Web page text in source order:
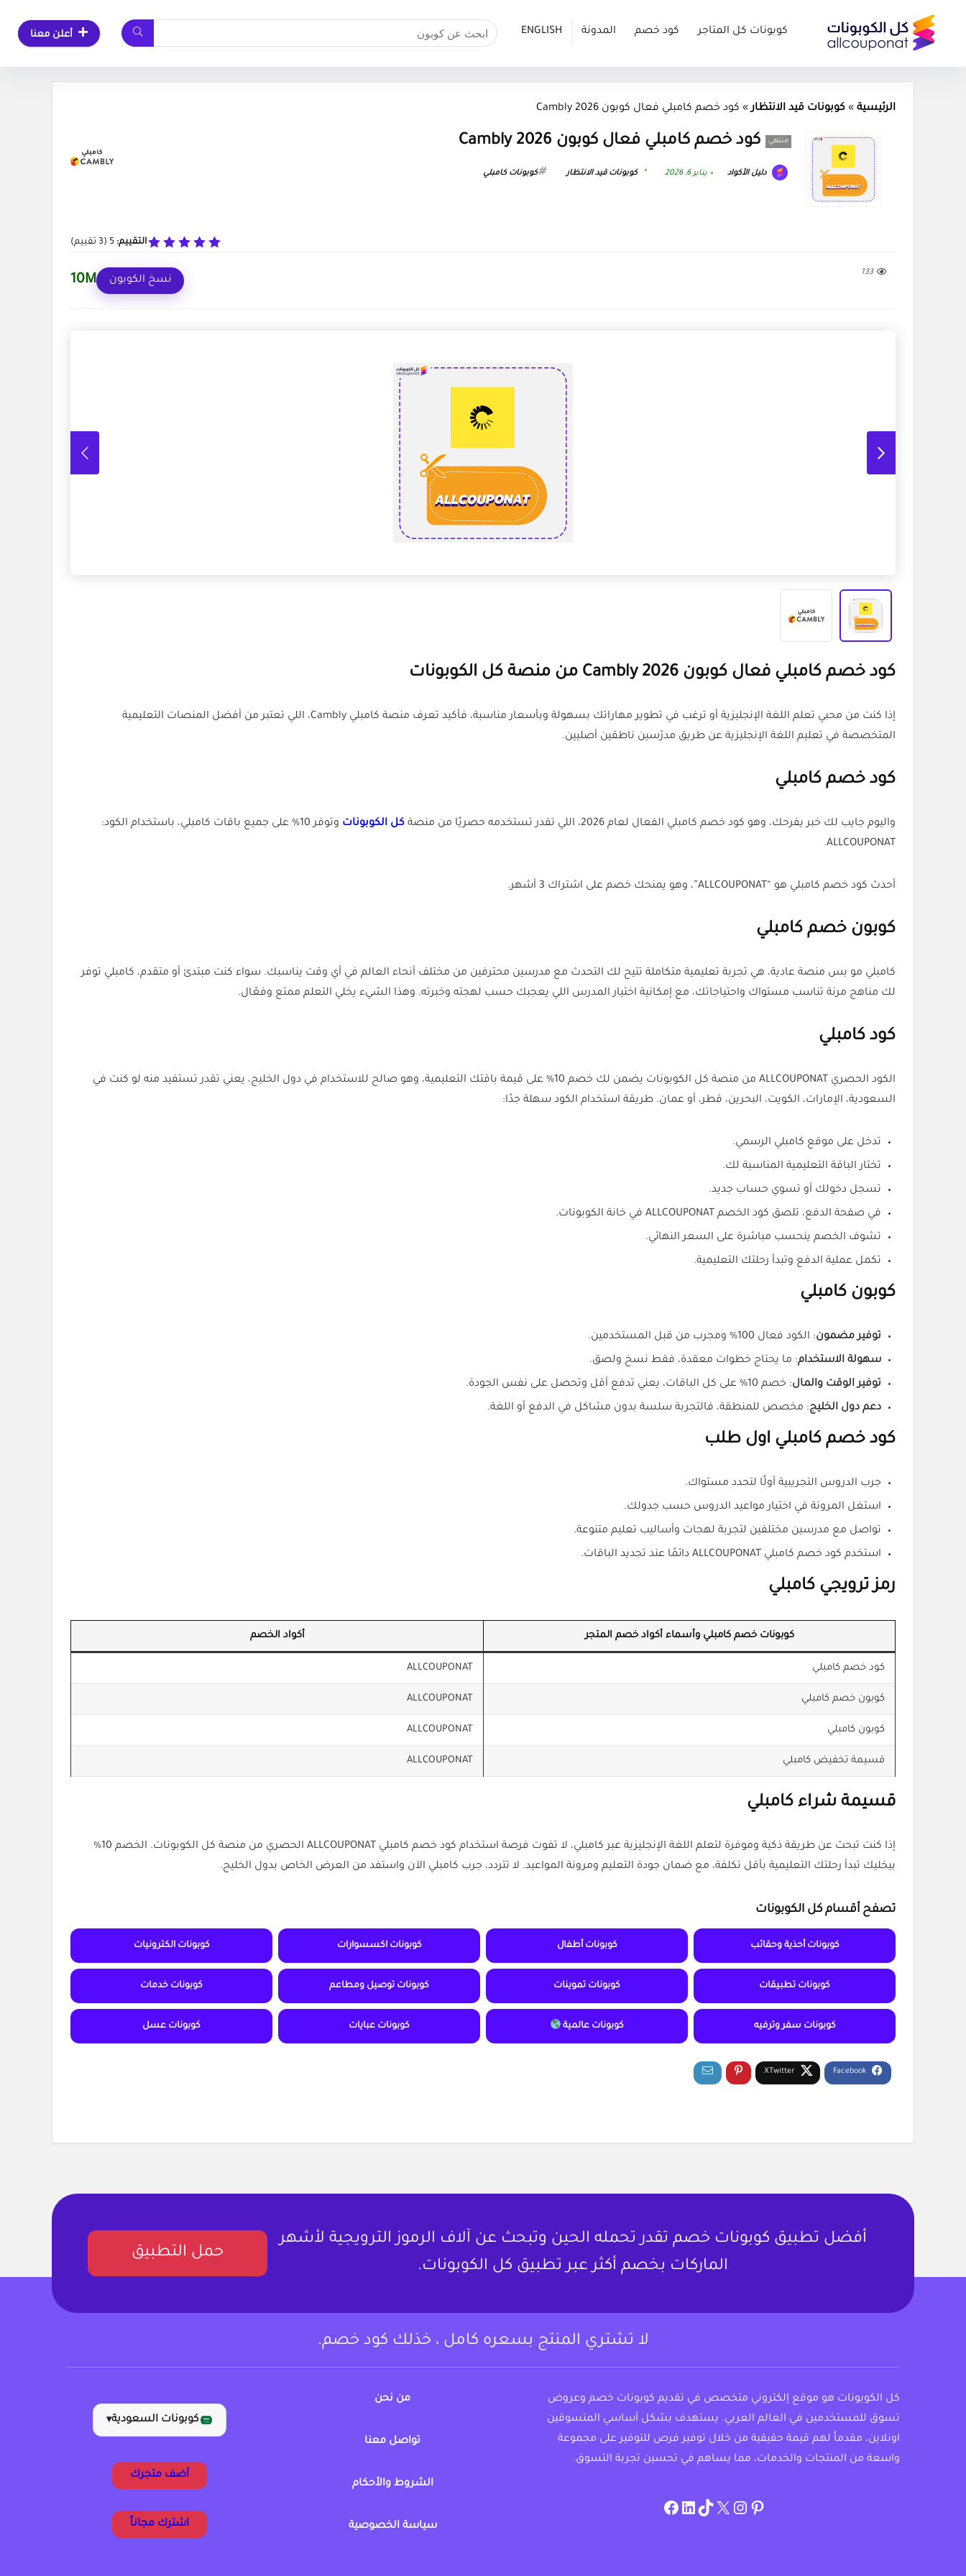
كوبونات كل المتاجر كود خصم المدونة ENGLISH أعلن معنا
الرئيسية » كوبونات قيد الانتظار» كود خصم كامبلي فعال كوبون Cambly 2026
منتهي كود خصم كامبلي فعال كوبون Cambly 2026
دليل الأكواد يناير 6, 2026 كوبونات قيد الانتظار كوبونات كامبلي
التقييم: 5
(
3 تقييم)
133
10M نسخ الكوبون
كود خصم كامبلي فعال كوبون Cambly 2026 من منصة كل الكوبونات
إذا كنت من محبي تعلم اللغة الإنجليزية أو ترغب في تطوير مهاراتك بسهولة وبأسعار مناسبة، فأكيد تعرف منصة كامبلي Cambly، اللي تعتبر من أفضل المنصات التعليمية
المتخصصة في تعليم اللغة الإنجليزية عن طريق مدرّسين ناطقين أصليين.
كود خصم كامبلي
واليوم جايب لك خبر يفرحك، وهو كود خصم كامبلي الفعال لعام 2026، اللي تقدر تستخدمه حصريًا من منصة كل الكوبونات
وتوفر 10% على جميع باقات كامبلي، باستخدام الكود:
ALLCOUPONAT.
أحدث كود خصم كامبلي هو “ALLCOUPONAT”، وهو يمنحك خصم على اشتراك 3 أشهر.
كوبون خصم كامبلي
كامبلي مو بس منصة عادية، هي تجربة تعليمية متكاملة تتيح لك التحدث مع مدرسين محترفين من مختلف أنحاء العالم في أي وقت يناسبك. سواء كنت مبتدئ أو متقدم، كامبلي توفر
لك مناهج مرنة تناسب مستواك واحتياجاتك، مع إمكانية اختيار المدرس اللي يعجبك حسب لهجته وخبرته. وهذا الشيء يخلي التعلم ممتع وفعّال.
كود كامبلي
الكود الحصري ALLCOUPONAT من منصة كل الكوبونات يضمن لك خصم 10% على قيمة باقتك التعليمية، وهو صالح للاستخدام في دول الخليج، يعني تقدر تستفيد منه لو كنت في
السعودية، الإمارات، الكويت، البحرين، قطر، أو عمان. طريقة استخدام الكود سهلة جدًا:
تدخل على موقع كامبلي الرسمي.
تختار الباقة التعليمية المناسبة لك.
تسجل دخولك أو تسوي حساب جديد.
في صفحة الدفع، تلصق كود الخصم ALLCOUPONAT في خانة الكوبونات.
تشوف الخصم ينحسب مباشرة على السعر النهائي.
تكمل عملية الدفع وتبدأ رحلتك التعليمية.
كوبون كامبلي
توفير مضمون: الكود فعال 100% ومجرب من قبل المستخدمين.
سهولة الاستخدام: ما يحتاج خطوات معقدة، فقط نسخ ولصق.
توفير الوقت والمال: خصم 10% على كل الباقات، يعني تدفع أقل وتحصل على نفس الجودة.
دعم دول الخليج: مخصص للمنطقة، فالتجربة سلسة بدون مشاكل في الدفع أو اللغة.
كود خصم كامبلي اول طلب
جرب الدروس التجريبية أولًا لتحدد مستواك.
استغل المرونة في اختيار مواعيد الدروس حسب جدولك.
تواصل مع مدرسين مختلفين لتجربة لهجات وأساليب تعليم متنوعة.
استخدم كود خصم كامبلي ALLCOUPONAT دائمًا عند تجديد الباقات.
رمز ترويجي كامبلي
كوبونات خصم كامبلي وأسماء أكواد خصم المتجر أكواد الخصم
كود خصم كامبلي ALLCOUPONAT
كوبون خصم كامبلي ALLCOUPONAT
كوبون كامبلي ALLCOUPONAT
قسيمة تخفيض كامبلي ALLCOUPONAT
قسيمة شراء كامبلي
إذا كنت تبحث عن طريقة ذكية وموفرة لتعلم اللغة الإنجليزية عبر كامبلي، لا تفوت فرصة استخدام كود خصم كامبلي ALLCOUPONAT الحصري من منصة كل الكوبونات. الخصم 10%
بيخليك تبدأ رحلتك التعليمية بأقل تكلفة، مع ضمان جودة التعليم ومرونة المواعيد. لا تتردد، جرب كامبلي الآن واستفد من العرض الخاص بدول الخليج.
تصفح أقسام كل الكوبونات
كوبونات أحذية وحقائب كوبونات أطفال كوبونات اكسسوارات كوبونات الكترونيات
كوبونات تطبيقات كوبونات تموينات كوبونات توصيل ومطاعم كوبونات خدمات
كوبونات سفر وترفيه كوبونات عالمية كوبونات عبايات كوبونات عسل
أفضل تطبيق كوبونات خصم تقدر تحمله الحين وتبحث عن آلاف الرموز الترويجية لأشهر
الماركات بخصم أكثر عبر تطبيق كل الكوبونات.
حمل التطبيق
لا تشتري المنتج بسعره كامل ، خذلك كود خصم.
كل الكوبونات هو موقع إلكتروني متخصص في تقديم كوبونات خصم وعروض
تسوق للمستخدمين في العالم العربي. يستهدف بشكل أساسي المتسوقين
اونلاين، مقدماً لهم قيمة حقيقية من خلال توفير فرص للتوفير على مجموعة
واسعة من المنتجات والخدمات، مما يساهم في تحسين تجربة التسوق.
pinterest
https://www.instagram.com/allcouponat
twitter
TikTok
linkedin
facebook
من نحن
تواصل معنا
الشروط والأحكام
سياسة الخصوصية
كوبونات السعودية▾
أضف متجرك
اشترك مجاناً